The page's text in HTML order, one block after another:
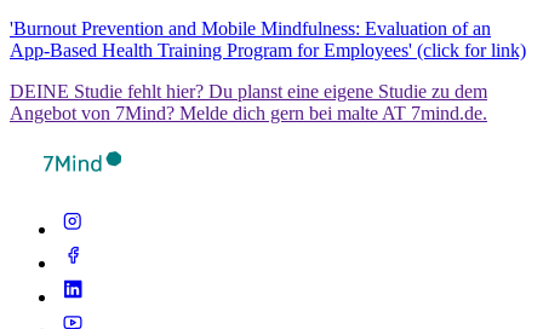
'Burnout Prevention and Mobile Mindfulness: Evaluation of an
App-Based Health Training Program for Employees' (click for link)
DEINE Studie fehlt hier? Du planst eine eigene Studie zu dem
Angebot von 7Mind? Melde dich gern bei malte AT 7mind.de.